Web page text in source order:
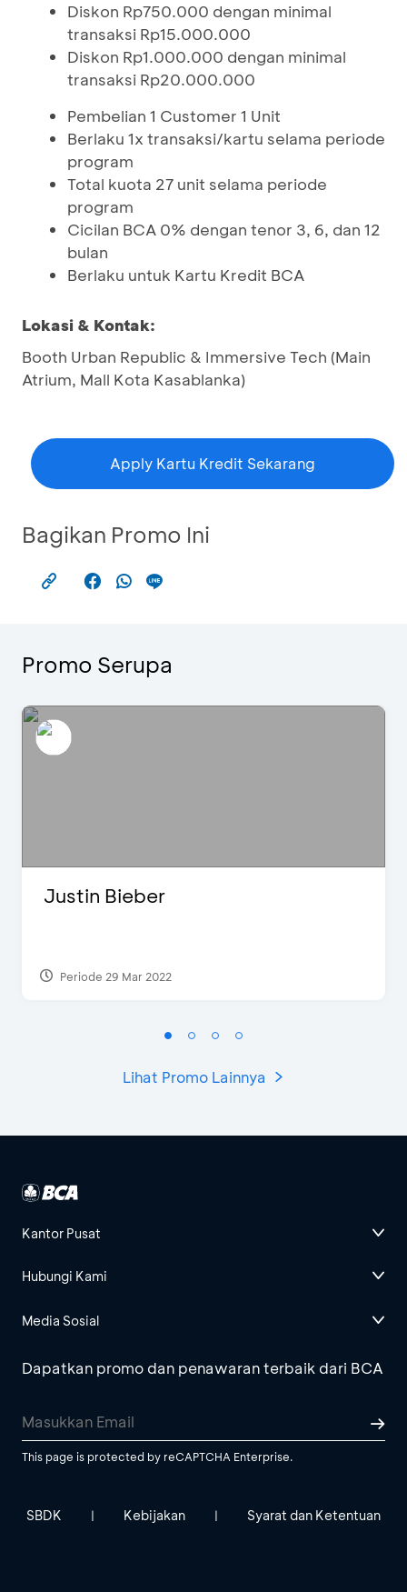
Diskon Rp750.000 dengan minimal
transaksi Rp15.000.000
Diskon Rp1.000.000 dengan minimal
transaksi Rp20.000.000
Pembelian 1 Customer 1 Unit
Berlaku 1x transaksi/kartu selama periode
program
Total kuota 27 unit selama periode
program
Cicilan BCA 0% dengan tenor 3, 6, dan 12
bulan
Berlaku untuk Kartu Kredit BCA
Lokasi & Kontak:
Booth Urban Republic & Immersive Tech (Main
Atrium, Mall Kota Kasablanka)
Apply Kartu Kredit Sekarang
Bagikan Promo Ini
Promo Serupa
Justin Bieber
Periode 29 Mar 2022
Lihat Promo Lainnya
Kantor Pusat
Hubungi Kami
Media Sosial
Dapatkan promo dan penawaran terbaik dari BCA
This page is protected by reCAPTCHA Enterprise.
SBDK | Kebijakan | Syarat dan Ketentuan